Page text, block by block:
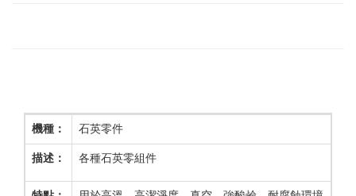
機種： 石英零件
描述： 各種石英零組件